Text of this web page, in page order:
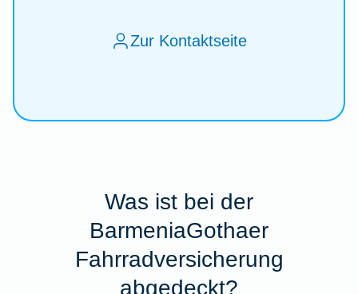
Zur Kontaktseite
Was ist bei der
BarmeniaGothaer
Fahrradversicherung
abgedeckt?